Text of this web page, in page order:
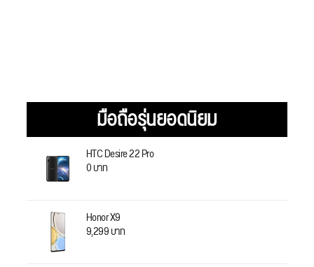
มือถือรุ่นยอดนิยม
HTC Desire 22 Pro
0 บาท
Honor X9
9,299 บาท